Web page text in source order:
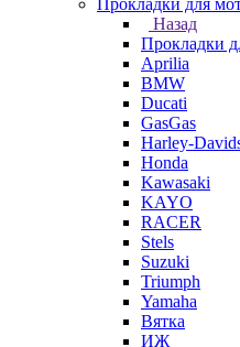
Прокладки для
Назад
Прокладки
Aprilia
BMW
Ducati
GasGas
Harley-
Honda
Kawasaki
KAYO
RACER
Stels
Suzuki
Triumph
Yamaha
Вятка
ИЖ